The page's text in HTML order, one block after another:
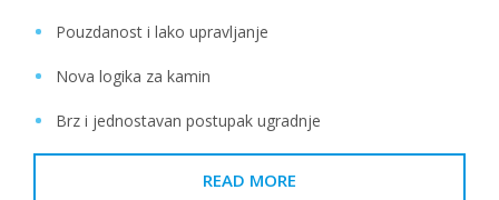
Pouzdanost i lako upravljanje
Nova logika za kamin
Brz i jednostavan postupak ugradnje
READ MORE